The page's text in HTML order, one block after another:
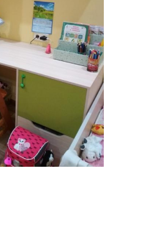
Декор для разных
комнат
Объемный декор